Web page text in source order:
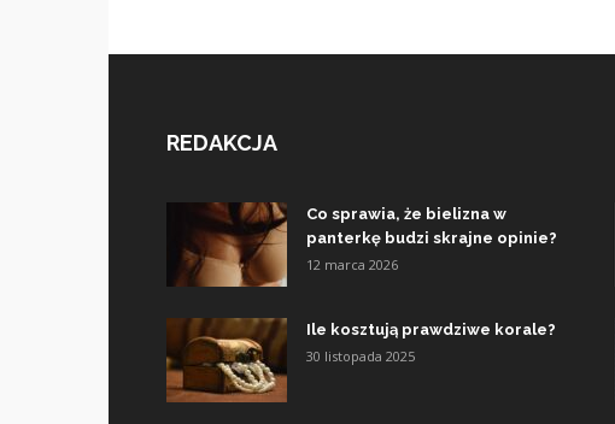
REDAKCJA
Co sprawia, że bielizna w
panterkę budzi skrajne opinie?
12 marca 2026
Ile kosztują prawdziwe korale?
30 listopada 2025